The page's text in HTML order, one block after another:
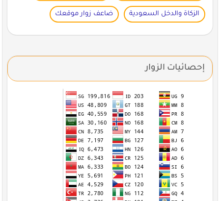
الزكاة والدخل السعودية ضاعف زوار موقعك
إحصائيات الزوار